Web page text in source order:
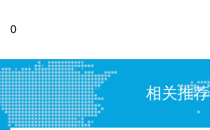
0
相关推荐